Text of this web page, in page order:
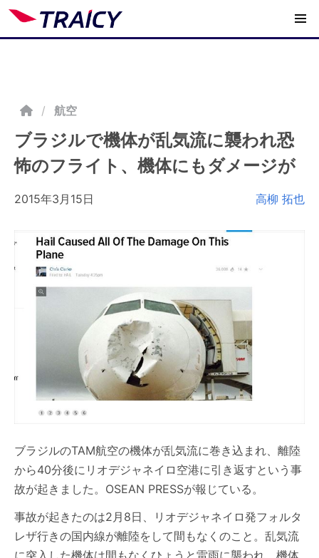
/ 航空
ブラジルで機体が乱気流に襲われ恐
怖のフライト、機体にもダメージが
2015年3月15日 高柳 拓也
ブラジルのTAM航空の機体が乱気流に巻き込まれ、離陸
から40分後にリオデジャネイロ空港に引き返すという事
故が起きました。OSEAN PRESSが報じている。
事故が起きたのは2月8日、リオデジャネイロ発フォルタ
レザ行きの国内線が離陸をして間もなくのこと。乱気流
に突入した機体は間もなくひょうと雷雨に襲われ、機体